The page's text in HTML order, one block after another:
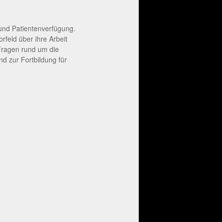
Patientenverfügung.
über ihre Arbeit
rund um die
zur Fortbildung für